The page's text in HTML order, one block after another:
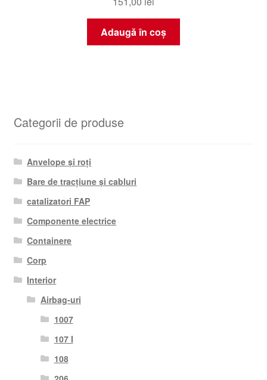
Adaugă în coș
Categorii de produse
Anvelope și roți
Bare de tracțiune și cabluri
catalizatori FAP
Componente electrice
Containere
Corp
Interior
Airbag-uri
1007
107 I
108